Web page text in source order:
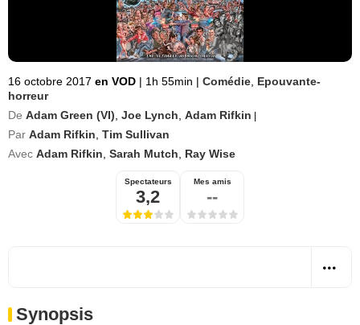
16 octobre 2017 en VOD | 1h 55min | Comédie Epouvante-
horreur
De Adam Green (VI) Joe Lynch Adam Rifkin
Par Adam Rifkin Tim Sullivan
Avec Adam Rifkin Sarah Mutch Ray Wise
Spectateurs
3,2
Mes amis
--
Synopsis